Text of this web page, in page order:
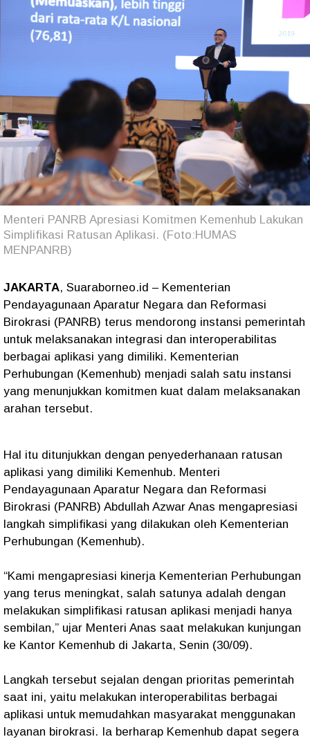
Menteri PANRB Apresiasi Komitmen Kemenhub Lakukan
Simplifikasi Ratusan Aplikasi. (Foto:HUMAS
MENPANRB)
JAKARTA, Suaraborneo.id – Kementerian
Pendayagunaan Aparatur Negara dan Reformasi
Birokrasi (PANRB) terus mendorong instansi pemerintah
untuk melaksanakan integrasi dan interoperabilitas
berbagai aplikasi yang dimiliki. Kementerian
Perhubungan (Kemenhub) menjadi salah satu instansi
yang menunjukkan komitmen kuat dalam melaksanakan
arahan tersebut.
Hal itu ditunjukkan dengan penyederhanaan ratusan
aplikasi yang dimiliki Kemenhub. Menteri
Pendayagunaan Aparatur Negara dan Reformasi
Birokrasi (PANRB) Abdullah Azwar Anas mengapresiasi
langkah simplifikasi yang dilakukan oleh Kementerian
Perhubungan (Kemenhub).
“Kami mengapresiasi kinerja Kementerian Perhubungan
yang terus meningkat, salah satunya adalah dengan
melakukan simplifikasi ratusan aplikasi menjadi hanya
sembilan,” ujar Menteri Anas saat melakukan kunjungan
ke Kantor Kemenhub di Jakarta, Senin (30/09).
Langkah tersebut sejalan dengan prioritas pemerintah
saat ini, yaitu melakukan interoperabilitas berbagai
aplikasi untuk memudahkan masyarakat menggunakan
layanan birokrasi. Ia berharap Kemenhub dapat segera